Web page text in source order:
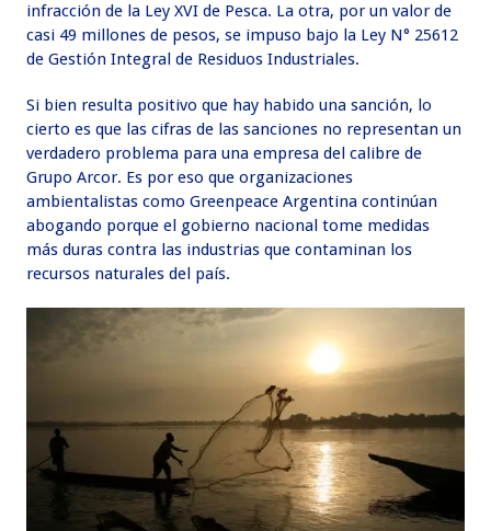
infracción de la Ley XVI de Pesca. La otra, por un valor de
casi 49 millones de pesos, se impuso bajo la Ley N° 25612
de Gestión Integral de Residuos Industriales.
Si bien resulta positivo que hay habido una sanción, lo
cierto es que las cifras de las sanciones no representan un
verdadero problema para una empresa del calibre de
Grupo Arcor. Es por eso que organizaciones
ambientalistas como Greenpeace Argentina continúan
abogando porque el gobierno nacional tome medidas
más duras contra las industrias que contaminan los
recursos naturales del país.